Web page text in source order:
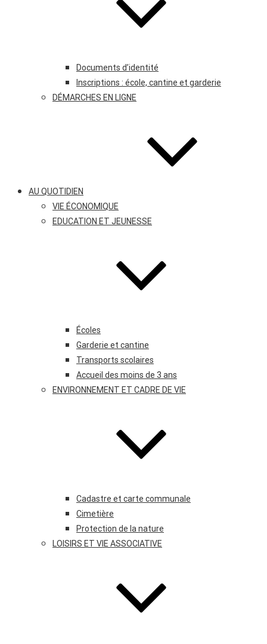
Documents d’identité
Inscriptions : école, cantine et garderie
DÉMARCHES EN LIGNE
AU QUOTIDIEN
VIE ÉCONOMIQUE
EDUCATION ET JEUNESSE
Écoles
Garderie et cantine
Transports scolaires
Accueil des moins de 3 ans
ENVIRONNEMENT ET CADRE DE VIE
Cadastre et carte communale
Cimetière
Protection de la nature
LOISIRS ET VIE ASSOCIATIVE